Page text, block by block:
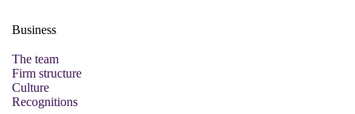
Business
The team
Firm structure
Culture
Recognitions